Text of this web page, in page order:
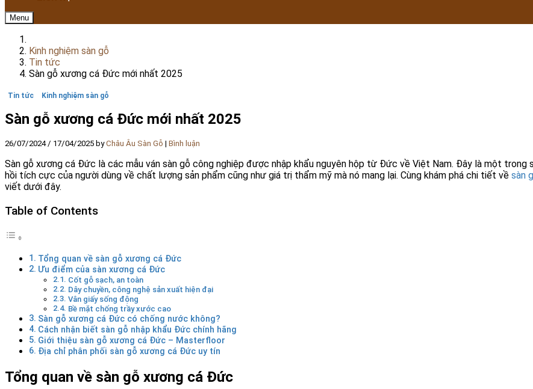
Menu
Kinh nghiệm sàn gỗ
Tin tức
Sàn gỗ xương cá Đức mới nhất 2025
Tin tức Kinh nghiệm sàn gỗ
Sàn gỗ xương cá Đức mới nhất 2025
26/07/2024 / 17/04/2025 byChâu Âu Sàn Gỗ | Bình luận
Sàn gỗ xương cá Đức là các mẫu ván sàn gỗ công nghiệp được nhập khẩu nguyên hộp từ Đức về Việt Nam. Đây là một trong
hồi tích cực của người dùng về chất lượng sản phẩm cũng như giá trị thẩm mỹ mà nó mang lại. Cùng khám phá chi tiết về sàn
viết dưới đây.
Table of Contents
Tổng quan về sàn gỗ xương cá Đức
Ưu điểm của sàn xương cá Đức
Cốt gỗ sạch, an toàn
Dây chuyền, công nghệ sản xuất hiện đại
Vân giấy sống động
Bề mặt chống trầy xước cao
Sàn gỗ xương cá Đức có chống nước không?
Cách nhận biết sàn gỗ nhập khẩu Đức chính hãng
Giới thiệu sàn gỗ xương cá Đức – Masterfloor
Địa chỉ phân phối sàn gỗ xương cá Đức uy tín
Tổng quan về sàn gỗ xương cá Đức